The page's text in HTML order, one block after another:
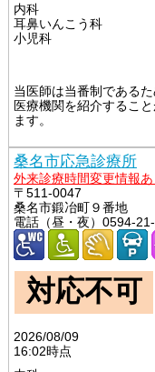
内科
耳鼻いんこう科
小児科
当医師は当番制である
医療機関を紹介するこ
ます。
桑名市応急診療所
外来診療時間変更情報あ
〒511-0047
桑名市鍛冶町９番地
電話（昼・夜）0594-
対応不可
2026/08/09
16:02時点